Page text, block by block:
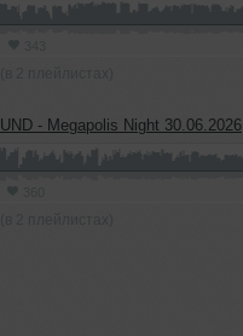
- Megapolis Night 30.06.2026